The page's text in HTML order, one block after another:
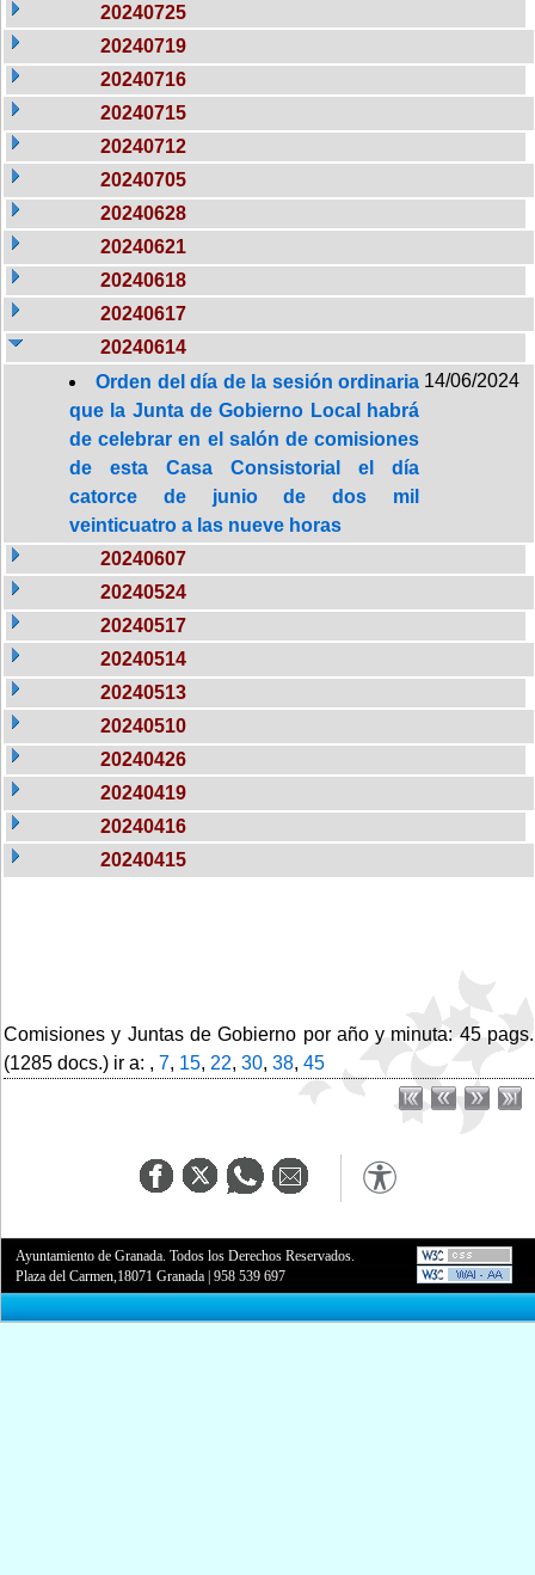
20240725
20240719
20240716
20240715
20240712
20240705
20240628
20240621
20240618
20240617
20240614
Orden del día de la sesión ordinaria
que la Junta de Gobierno Local habrá
de celebrar en el salón de comisiones
de esta Casa Consistorial el día
catorce de junio de dos mil
veinticuatro a las nueve horas
14/06/2024
20240607
20240524
20240517
20240514
20240513
20240510
20240426
20240419
20240416
20240415
Comisiones y Juntas de Gobierno por año y minuta: 45 pags.
(1285 docs.) ir a: , 7, 15, 22, 30, 38, 45
Ayuntamiento de Granada. Todos los Derechos Reservados.
Plaza del Carmen,18071 Granada |958 539 697